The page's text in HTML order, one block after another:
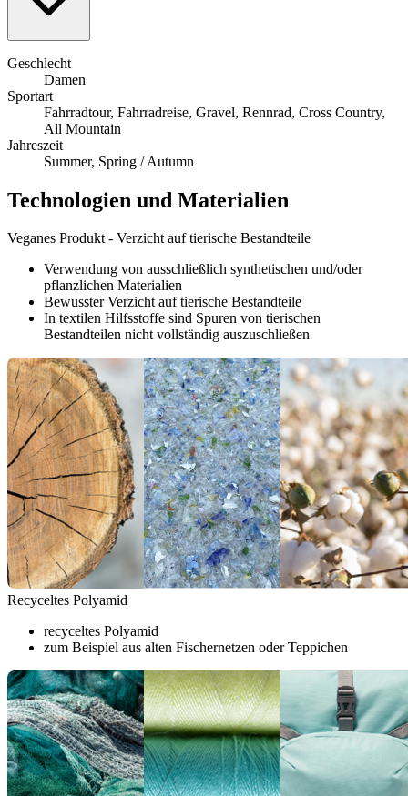
Geschlecht
Damen
Sportart
Fahrradtour, Fahrradreise, Gravel, Rennrad, Cross Country,
All Mountain
Jahreszeit
Summer, Spring / Autumn
Technologien und Materialien
Veganes Produkt - Verzicht auf tierische Bestandteile
Verwendung von ausschließlich synthetischen und/oder
pflanzlichen Materialien
Bewusster Verzicht auf tierische Bestandteile
In textilen Hilfsstoffe sind Spuren von tierischen
Bestandteilen nicht vollständig auszuschließen
Recyceltes Polyamid
recyceltes Polyamid
zum Beispiel aus alten Fischernetzen oder Teppichen